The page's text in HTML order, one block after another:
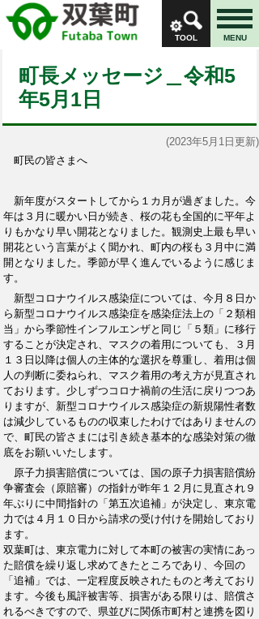
TOOL MENU
町長メッセージ＿令和5
年5月1日
(2023年5月1日更新)
町民の皆さまへ
新年度がスタートしてから１カ月が過ぎました。今
年は３月に暖かい日が続き、桜の花も全国的に平年よ
りもかなり早い開花となりました。観測史上最も早い
開花という言葉がよく聞かれ、町内の桜も３月中に満
開となりました。季節が早く進んでいるように感じま
す。
新型コロナウイルス感染症については、今月８日か
ら新型コロナウイルス感染症を感染症法上の「２類相
当」から季節性インフルエンザと同じ「５類」に移行
することが決定され、マスクの着用についても、３月
１３日以降は個人の主体的な選択を尊重し、着用は個
人の判断に委ねられ、マスク着用の考え方が見直され
ております。少しずつコロナ禍前の生活に戻りつつあ
りますが、新型コロナウイルス感染症の新規陽性者数
は減少しているものの収束したわけではありませんの
で、町民の皆さまには引き続き基本的な感染対策の徹
底をお願いいたします。
原子力損害賠償については、国の原子力損害賠償紛
争審査会（原賠審）の指針が昨年１２月に見直され９
年ぶりに中間指針の「第五次追補」が決定し、東京電
力では４月１０日から請求の受け付けを開始しており
ます。
双葉町は、東京電力に対して本町の被害の実情にあっ
た賠償を繰り返し求めてきたところであり、今回の
「追補」では、一定程度反映されたものと考えており
ます。今後も風評被害等、損害がある限りは、賠償さ
れるべきですので、県並びに関係市町村と連携を図り